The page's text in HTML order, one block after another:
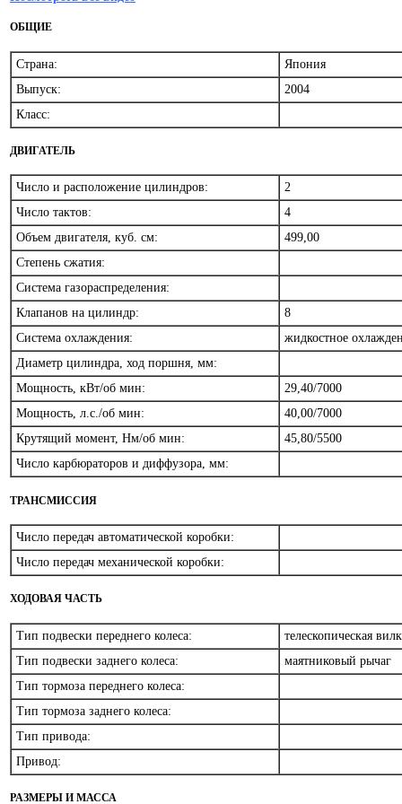
ОБЩИЕ
Страна:
Япония
Выпуск:
2004
Класс:
ДВИГАТЕЛЬ
Число и расположение цилиндров:
2
Число тактов:
4
Объем двигателя, куб. см:
499,00
Степень сжатия:
Система газораспределения:
Клапанов на цилиндр:
8
Система охлаждения:
жидкостное
Диаметр цилиндра, ход поршня, мм:
Мощность, кВт/об мин:
29,40/7000
Мощность, л.с./об мин:
40,00/7000
Крутящий момент, Нм/об мин:
45,80/5500
Число карбюраторов и диффузора, мм:
ТРАНСМИССИЯ
Число передач автоматической коробки:
Число передач механической коробки:
ХОДОВАЯ ЧАСТЬ
Тип подвески переднего колеса:
телескопическая
Тип подвески заднего колеса:
маятниковый рычаг
Тип тормоза переднего колеса:
Тип тормоза заднего колеса:
Тип привода:
Привод:
РАЗМЕРЫ И МАССА